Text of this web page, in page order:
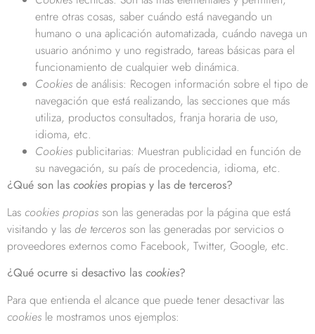
entre otras cosas, saber cuándo está navegando un
humano o una aplicación automatizada, cuándo navega un
usuario anónimo y uno registrado, tareas básicas para el
funcionamiento de cualquier web dinámica.
Cookies de análisis: Recogen información sobre el tipo de
navegación que está realizando, las secciones que más
utiliza, productos consultados, franja horaria de uso,
idioma, etc.
Cookies publicitarias: Muestran publicidad en función de
su navegación, su país de procedencia, idioma, etc.
¿Qué son las cookies propias y las de terceros?
Las cookies propias son las generadas por la página que está
visitando y las de terceros son las generadas por servicios o
proveedores externos como Facebook, Twitter, Google, etc.
¿Qué ocurre si desactivo las cookies?
Para que entienda el alcance que puede tener desactivar las
cookies le mostramos unos ejemplos: